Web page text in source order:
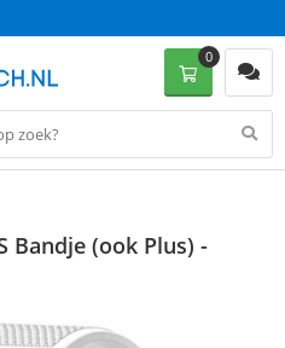
0
Bandje (ook Plus) -